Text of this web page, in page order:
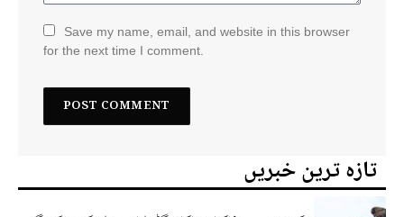
Save my name, email, and website in this browser
for the next time I comment.
تازہ ترین خبریں